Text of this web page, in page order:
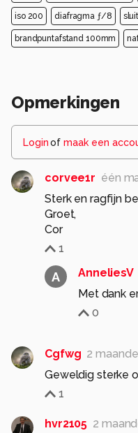
iso 200 diafragma ƒ/8
brandpuntafstand 100mm
Opmerkingen
Loginof maak een
corvee1r één
Sterk en ragfijn
Groet,
Cor
1
A AnneliesV
Met dank
0
Cgfwg 2
Geweldig sterke
1
hvr2105 2